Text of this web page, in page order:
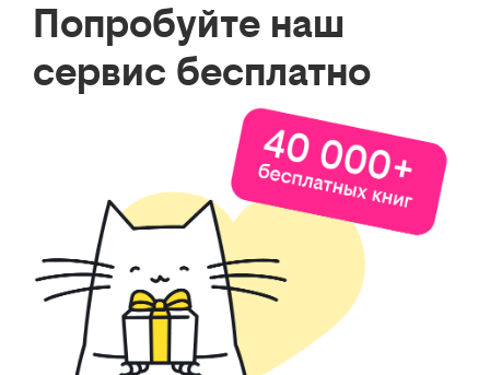
Попробуйте наш
сервис бесплатно